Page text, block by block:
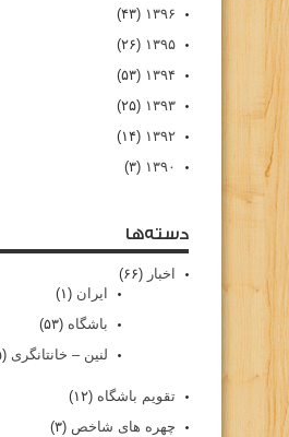
۱۳۹۶ (۴۳)
۱۳۹۵ (۲۶)
۱۳۹۴ (۵۳)
۱۳۹۳ (۲۵)
۱۳۹۲ (۱۴)
۱۳۹۰ (۳)
دسته‌ها
اخبار (۶۶)
ایران (۱)
باشگاه (۵۳)
لنین – خانتانگری (۵)
تقویم باشگاه (۱۲)
چهره های شاخص (۳)